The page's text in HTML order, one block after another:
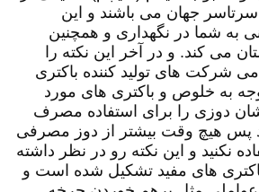
جهان می باشند و این
به شما در نگهداری و همچنین
می کند. و در آخر این نکته را
شرکت های تولید کننده باکتری
به خلوص و باکتری های مورد
دوزی را برای استفاده مصرف
پس هیچ وقت بیشتر از دوز مصرفی
نکنید و این نکته رو در نظر داشته
های مفید تشکیل شده است و